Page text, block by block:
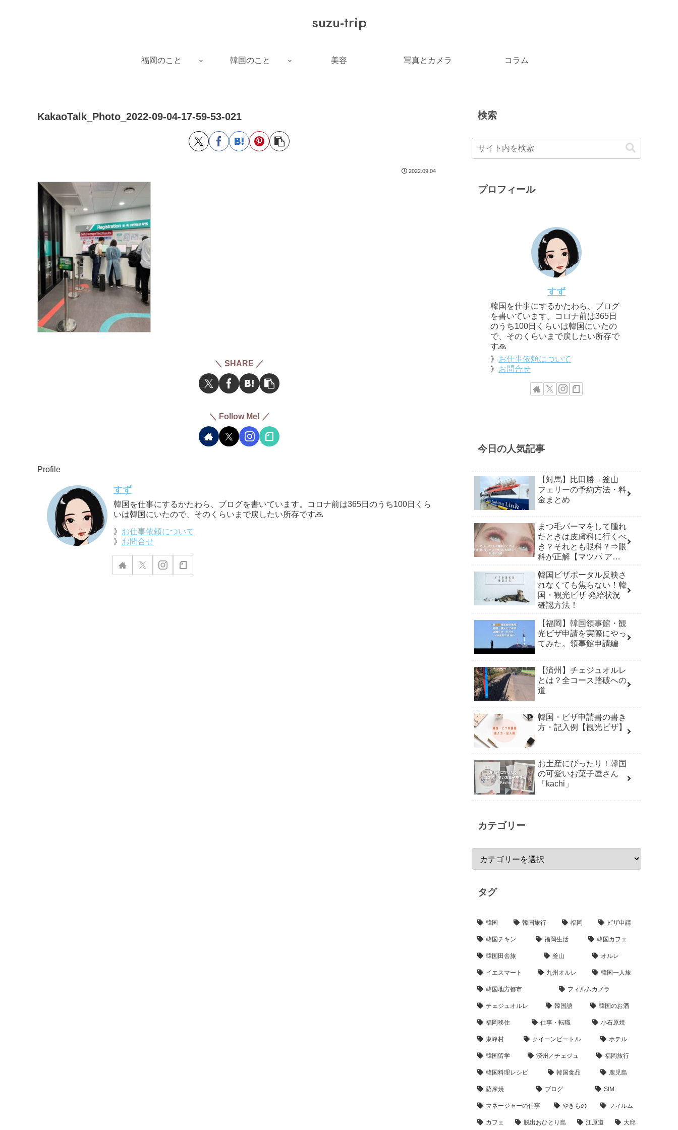
suzu-trip
福岡のこと 韓国のこと 美容 写真とカメラ コラム
KakaoTalk_Photo_2022-09-04-17-59-53-021
2022.09.04
＼ SHARE ／
＼ Follow Me! ／
Profile
すず
韓国を仕事にするかたわら、ブログを書いています。コロナ前は365日のうち100日くら
いは韓国にいたので、そのくらいまで戻したい所存です🙏
》 お仕事依頼について
》 お問合せ
検索
プロフィール
すず
韓国を仕事にするかたわら、ブログ
を書いています。コロナ前は365日
のうち100日くらいは韓国にいたの
で、そのくらいまで戻したい所存で
す🙏
》 お仕事依頼について
》 お問合せ
今日の人気記事
【対馬】比田勝→釜山
フェリーの予約方法・料
金まとめ
まつ毛パーマをして腫れ
たときは皮膚科に行くべ
き？それとも眼科？⇒眼
科が正解【マツパ アレ
韓国ビザポータル反映さ
れなくても焦らない！韓
国・観光ビザ 発給状況
確認方法！
【福岡】韓国領事館・観
光ビザ申請を実際にやっ
てみた。領事館申請編
【済州】チェジュオルレ
とは？全コース踏破への
道
韓国・ビザ申請書の書き
方・記入例【観光ビザ】
お土産にぴったり！韓国
の可愛いお菓子屋さん
「kachi」
カテゴリー
タグ
韓国 韓国旅行 福岡 ビザ申請
韓国チキン 福岡生活 韓国カフェ
韓国田舎旅 釜山 オルレ
イエスマート 九州オルレ 韓国一人旅
韓国地方都市 フィルムカメラ
チェジュオルレ 韓国語 韓国のお酒
福岡移住 仕事・転職 小石原焼
東峰村 クイーンビートル ホテル
韓国留学 済州／チェジュ 福岡旅行
韓国料理レシピ 韓国食品 鹿児島
薩摩焼 ブログ SIM
マネージャーの仕事 やきもの フィルム
カフェ 脱出おひとり島 江原道 大邱